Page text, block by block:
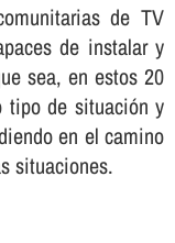
de TV
de instalar y
sea, en estos 20
tipo de situación y
en el camino
situaciones.